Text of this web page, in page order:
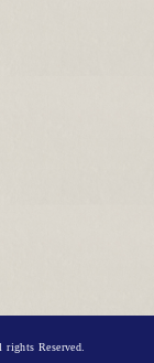
Reserved.